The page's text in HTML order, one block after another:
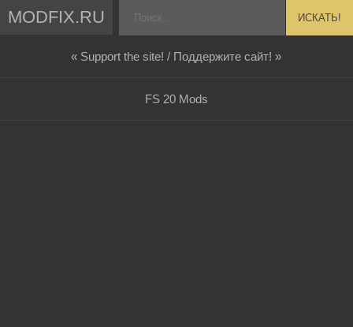
MODFIX.RU ИСКАТЬ!
« Support the site! / Поддержите сайт! »
FS 20 Mods